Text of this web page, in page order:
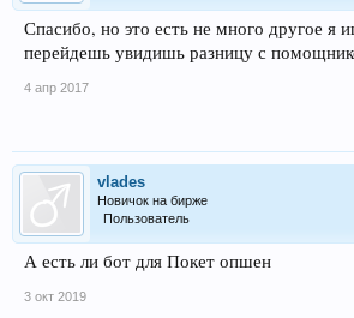
Спасибо, но это есть не много другое я
перейдешь увидишь разницу с
4 апр 2017
vlades
Новичок на бирже
Пользователь
А есть ли бот для Покет опшен
3 окт 2019